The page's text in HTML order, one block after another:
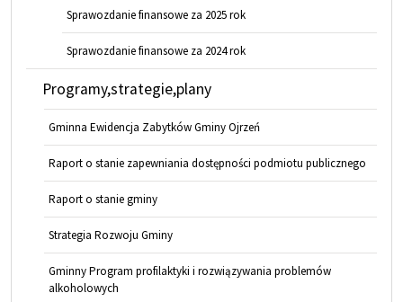
Sprawozdanie finansowe za 2025 rok
Sprawozdanie finansowe za 2024 rok
Programy,strategie,plany
Gminna Ewidencja Zabytków Gminy Ojrzeń
Raport o stanie zapewniania dostępności podmiotu publicznego
Raport o stanie gminy
Strategia Rozwoju Gminy
Gminny Program profilaktyki i rozwiązywania problemów
alkoholowych